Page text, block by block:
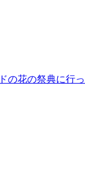
の花の祭典に行っ